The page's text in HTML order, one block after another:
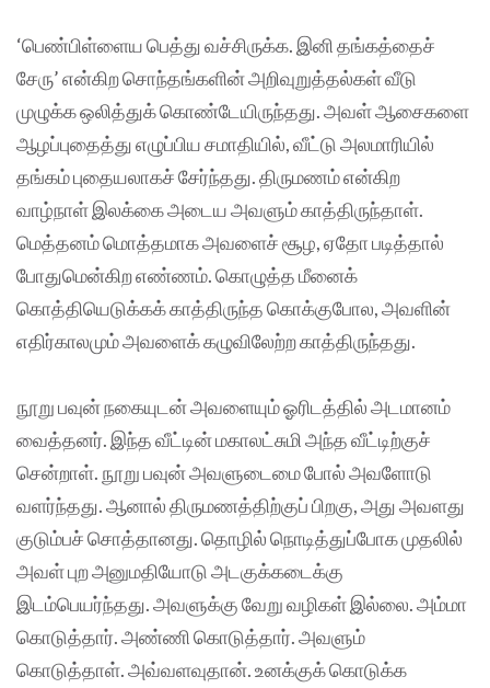
‘பெண்பிள்ளைய பெத்து வச்சிருக்க. இனி தங்கத்தைச்
சேரு’ என்கிற சொந்தங்களின் அறிவுறுத்தல்கள் வீடு
முழுக்க ஒலித்துக் கொண்டேயிருந்தது. அவள் ஆசைகளை
ஆழப்புதைத்து எழுப்பிய சமாதியில், வீட்டு அலமாரியில்
தங்கம் புதையலாகச் சேர்ந்தது. திருமணம் என்கிற
வாழ்நாள் இலக்கை அடைய அவளும் காத்திருந்தாள்.
மெத்தனம் மொத்தமாக அவளைச் சூழ, ஏதோ படித்தால்
போதுமென்கிற எண்ணம். கொழுத்த மீனைக்
கொத்தியெடுக்கக் காத்திருந்த கொக்குபோல, அவளின்
எதிர்காலமும் அவளைக் கழுவிலேற்ற காத்திருந்தது.
நூறு பவுன் நகையுடன் அவளையும் ஓரிடத்தில் அடமானம்
வைத்தனர். இந்த வீட்டின் மகாலட்சுமி அந்த வீட்டிற்குச்
சென்றாள். நூறு பவுன் அவளுடைமை போல் அவளோடு
வளர்ந்தது. ஆனால் திருமணத்திற்குப் பிறகு, அது அவளது
குடும்பச் சொத்தானது. தொழில் நொடித்துப்போக முதலில்
அவள் புற அனுமதியோடு அடகுக்கடைக்கு
இடம்பெயர்ந்தது. அவளுக்கு வேறு வழிகள் இல்லை. அம்மா
கொடுத்தார். அண்ணி கொடுத்தார். அவளும்
கொடுத்தாள். அவ்வளவுதான். உனக்குக் கொடுக்க